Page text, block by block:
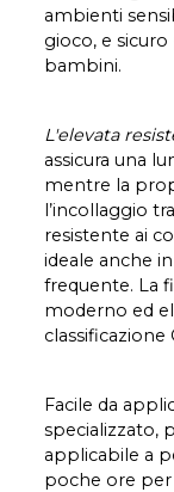
ambienti
gioco, e
bambini.
L'elevata
assicura una
mentre la
l’incollaggio
resistente ai
ideale anche
frequente. La
moderno ed
classificazione
Facile da
specializzato,
applicabile a
poche ore per